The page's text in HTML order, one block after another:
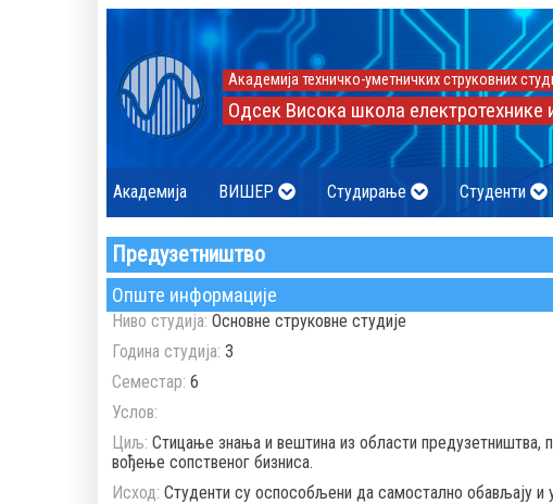
Академија техничко-уметничких струковних
Одсек Висока школа електротехнике
Академија ВИШЕР Студирање Студенти
Предузетништво
Опште информације
Ниво студија: Основне струковне студије
Година студија: 3
Семестар: 6
Услов:
Циљ: Стицање знања и вештина из области
вођење сопственог бизниса.
Исход: Студенти су оспособљени да самостално обављају и